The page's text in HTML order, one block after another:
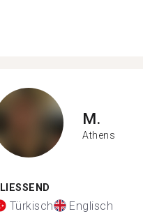
M.
Athens
Türkisch Englisch